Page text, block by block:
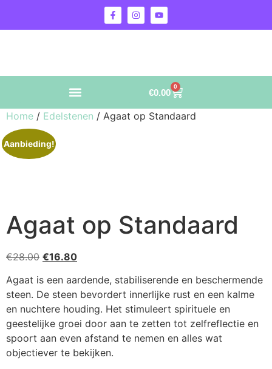
€0.00
0
Home / Edelstenen / Agaat op Standaard
Aanbieding!
Agaat op Standaard
€28.00 €16.80
Agaat is een aardende, stabiliserende en beschermende
steen. De steen bevordert innerlijke rust en een kalme
en nuchtere houding. Het stimuleert spirituele en
geestelijke groei door aan te zetten tot zelfreflectie en
spoort aan even afstand te nemen en alles wat
objectiever te bekijken.